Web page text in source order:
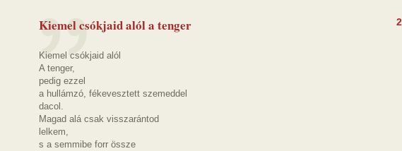
Kiemel csókjaid alól a tenger
Kiemel csókjaid alól
A tenger,
pedig ezzel
a hullámzó, fékevesztett szemeddel
dacol.
Magad alá csak visszarántod
lelkem,
s a semmibe forr össze